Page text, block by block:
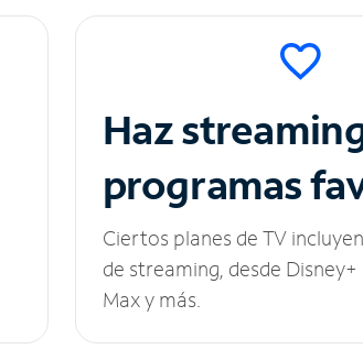
Haz
programas
Ciertos planes de TV
de streaming, desde
Max y más.